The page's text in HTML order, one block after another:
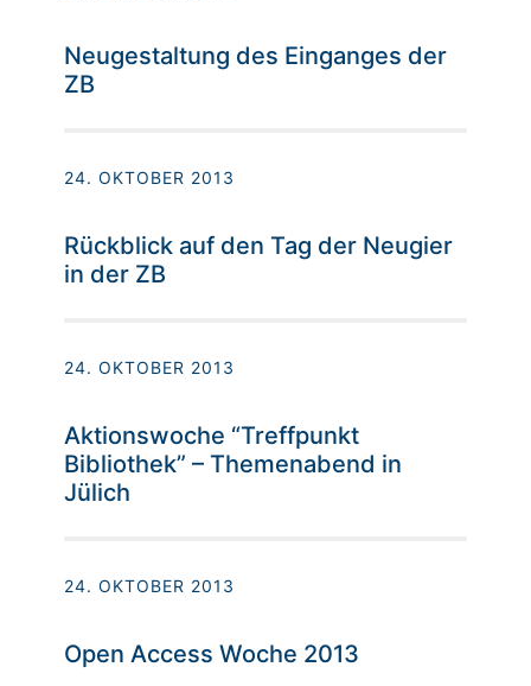
Neugestaltung des Einganges der
ZB
24. OKTOBER 2013
Rückblick auf den Tag der Neugier
in der ZB
24. OKTOBER 2013
Aktionswoche “Treffpunkt
Bibliothek” – Themenabend in
Jülich
24. OKTOBER 2013
Open Access Woche 2013